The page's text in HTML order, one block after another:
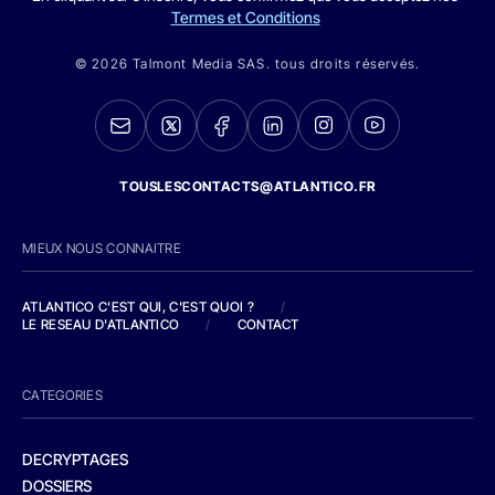
Termes et Conditions
© 2026 Talmont Media SAS. tous droits réservés.
TOUSLESCONTACTS@ATLANTICO.FR
MIEUX NOUS CONNAITRE
ATLANTICO C'EST QUI, C'EST QUOI ?
/
LE RESEAU D'ATLANTICO
/ CONTACT
CATEGORIES
DECRYPTAGES
DOSSIERS